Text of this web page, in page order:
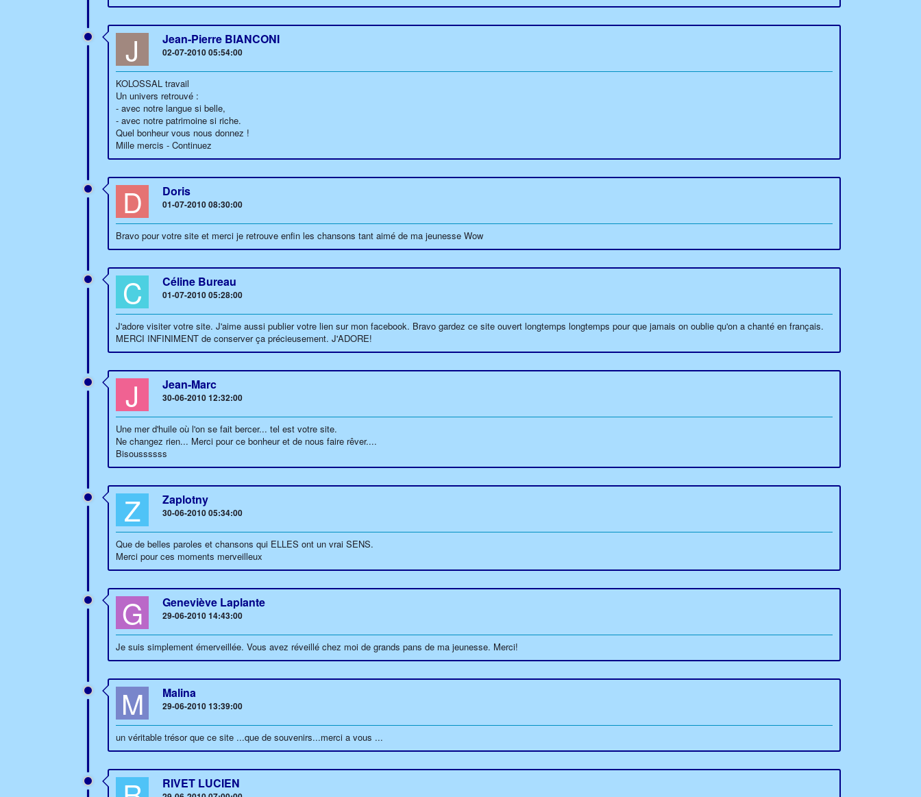
J Jean-Pierre BIANCONI
02-07-2010 05:54:00
KOLOSSAL travail
Un univers retrouvé :
- avec notre langue si belle,
- avec notre patrimoine si riche.
Quel bonheur vous nous donnez !
Mille mercis - Continuez
D Doris
01-07-2010 08:30:00
Bravo pour votre site et merci je retrouve enfin les chansons tant aimé de ma jeunesse Wow
C Céline Bureau
01-07-2010 05:28:00
J'adore visiter votre site. J'aime aussi publier votre lien sur mon facebook. Bravo gardez ce site ouvert longtemps longtemps pour que jamais on oublie qu'on a chanté en français.
MERCI INFINIMENT de conserver ça précieusement. J'ADORE!
J Jean-Marc
30-06-2010 12:32:00
Une mer d'huile où l'on se fait bercer... tel est votre site.
Ne changez rien... Merci pour ce bonheur et de nous faire rêver....
Bisoussssss
Z Zaplotny
30-06-2010 05:34:00
Que de belles paroles et chansons qui ELLES ont un vrai SENS.
Merci pour ces moments merveilleux
G Geneviève Laplante
29-06-2010 14:43:00
Je suis simplement émerveillée. Vous avez réveillé chez moi de grands pans de ma jeunesse. Merci!
M Malina
29-06-2010 13:39:00
un véritable trésor que ce site ...que de souvenirs...merci a vous ...
RIVET LUCIEN